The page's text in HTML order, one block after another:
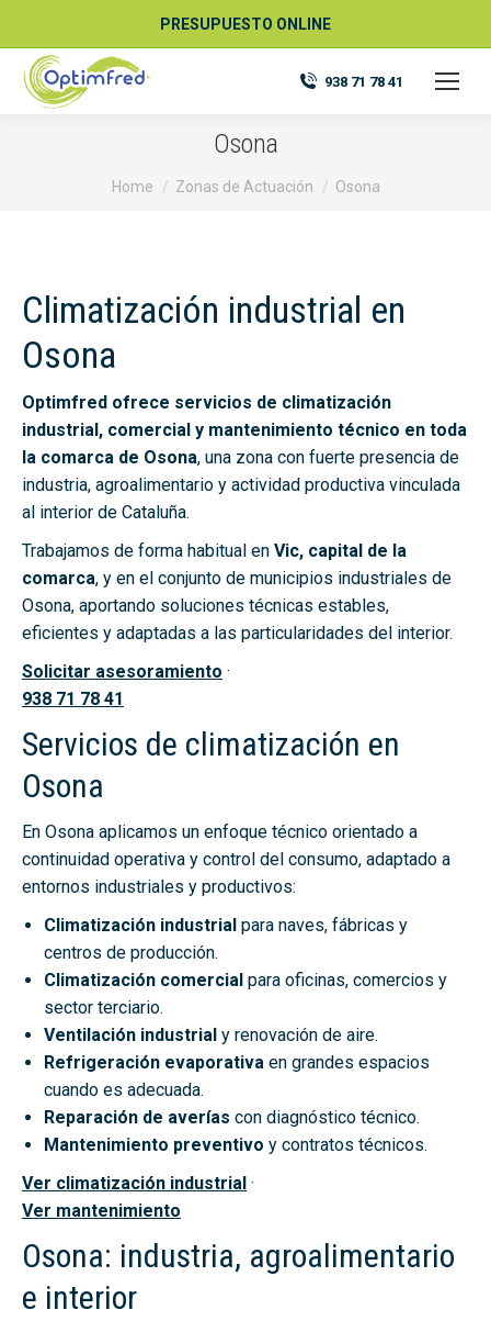
PRESUPUESTO ONLINE
938 71 78 41
Osona
You are here:
Home Zonas de Actuación Osona
Climatización industrial en
Osona
Optimfred ofrece servicios de climatización
industrial, comercial y mantenimiento técnico en toda
la comarca de Osona, una zona con fuerte presencia de
industria, agroalimentario y actividad productiva vinculada
al interior de Cataluña.
Trabajamos de forma habitual en Vic, capital de la
comarca, y en el conjunto de municipios industriales de
Osona, aportando soluciones técnicas estables,
eficientes y adaptadas a las particularidades del interior.
Solicitar asesoramiento ·
938 71 78 41
Servicios de climatización en
Osona
En Osona aplicamos un enfoque técnico orientado a
continuidad operativa y control del consumo, adaptado a
entornos industriales y productivos:
Climatización industrial para naves, fábricas y
centros de producción.
Climatización comercial para oficinas, comercios y
sector terciario.
Ventilación industrial y renovación de aire.
Refrigeración evaporativa en grandes espacios
cuando es adecuada.
Reparación de averías con diagnóstico técnico.
Mantenimiento preventivo y contratos técnicos.
Ver climatización industrial ·
Ver mantenimiento
Osona: industria, agroalimentario
e interior